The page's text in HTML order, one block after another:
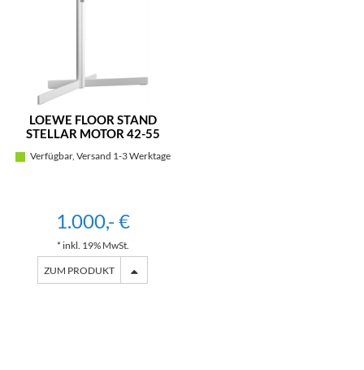
LOEWE FLOOR STAND
STELLAR MOTOR 42-55
Verfügbar, Versand 1-3 Werktage
1.000,- €
* inkl. 19% MwSt.
ZUM PRODUKT